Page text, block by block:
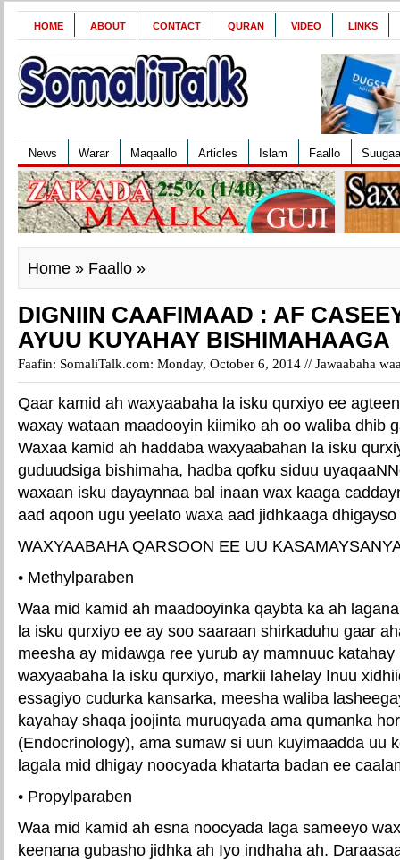
HOME ABOUT CONTACT QURAN VIDEO LINKS
News Warar Maqaallo Articles Islam Faallo
Home » Faallo »
DIGNIIN CAAFIMAAD : AF
AYUU KUYAHAY BISHIMAHAAGA
Faafin: SomaliTalk.com: Monday, October 6, 2014 // Jawaabaha
Qaar kamid ah waxyaabaha la isku qurxiyo ee
waxay wataan maadooyin kiimiko ah oo waliba dhib
Waxaa kamid ah haddaba waxyaabahan la isku
guduudsiga bishimaha, hadba qofku siduu
waxaan isku dayaynnaa bal inaan wax kaaga
aad aqoon ugu yeelato waxa aad jidhkaaga
WAXYAABAHA QARSOON EE UU
• Methylparaben
Waa mid kamid ah maadooyinka qaybta ka ah
la isku qurxiyo ee ay soo saaraan shirkaduhu gaar
meesha ay midawga ree yurub ay mamnuuc
waxyaabaha la isku qurxiyo, markii lahelay Inuu
essagiyo cudurka kansarka, meesha waliba
kayahay shaqa joojinta muruqyada ama qumanka
(Endocrinology), ama sumaw si uun kuyimaadda uu
lagala mid dhigay noocyada khatarta badan ee
• Propylparaben
Waa mid kamid ah esna noocyada laga sameeyo
keenana gubasho jidhka ah Iyo indhaha ah.